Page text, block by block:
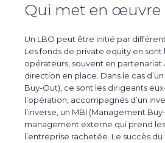
Qui met en œuvre
Un LBO peut être initié par
Lesfonds de private equity en sont
opérateurs, souvent en partenariat
direction en place. Dans le cas d’un
Buy-Out) , ce sont les dirigeants
l’opération, accompagnés d’un
l’inverse, un MBI (Management Buy
management externe qui prend
l’entreprise rachetée. Le succès